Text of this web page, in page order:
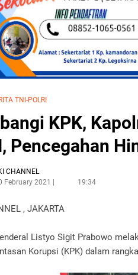
TNI-POLRI
KPK,
Pencegahan
CHANNEL
February 2021
19:34
, JAKARTA
Listyo Sigit Prabowo
Korupsi (KPK) dalam